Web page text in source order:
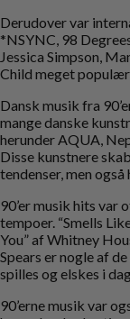
Derudover var
*NSYNC, 98
Jessica Simpson,
Child meget
Dansk musik fra
mange danske
herunder AQUA,
Disse kunstnere
tendenser, men
90’er musik hits
tempoer. “Smells
You” af Whitney
Spears er nogle af
spilles og elskes i
90’erne musik var